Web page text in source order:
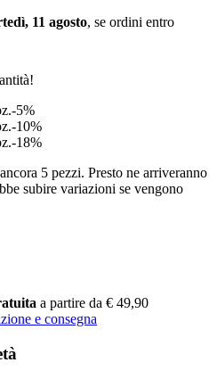
11 agosto, se ordini entro
-5%
-10%
-18%
5 pezzi. Presto ne arriveranno
subire variazioni se vengono
a partire da € 49,90
e consegna